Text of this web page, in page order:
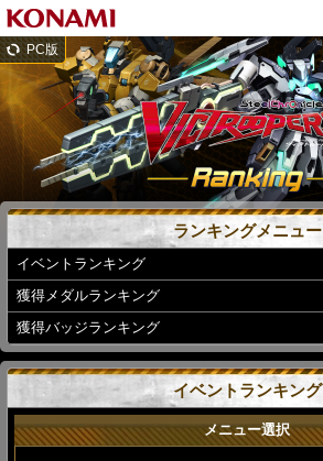
PC版
ランキングメニュー
イベントランキング
獲得メダルランキング
獲得バッジランキング
イベントランキング
メニュー選択